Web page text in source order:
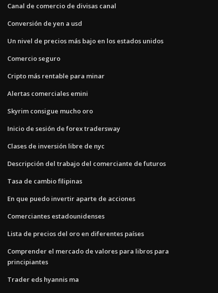
Canal de comercio de divisas canal
Conversión de yen a usd
Un nivel de precios más bajo en los estados unidos
Comercio seguro
Cripto más rentable para minar
Alertas comerciales emini
Skyrim consigue mucho oro
Inicio de sesión de forex tradersway
Clases de inversión libre de nyc
Descripción del trabajo del comerciante de futuros
Tasa de cambio filipinas
En que puedo invertir aparte de acciones
Comerciantes estadounidenses
Lista de precios del oro en diferentes países
Comprender el mercado de valores para libros para
principiantes
Trader eds hyannis ma